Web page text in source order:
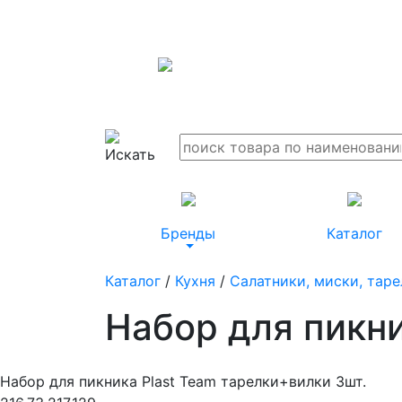
Бренды Каталог
Каталог / Кухня / Салатники, миски,
Набор для
Набор для пикника Plast Team тарелки+вилки 3шт.